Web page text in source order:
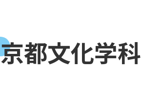
京都文化学科